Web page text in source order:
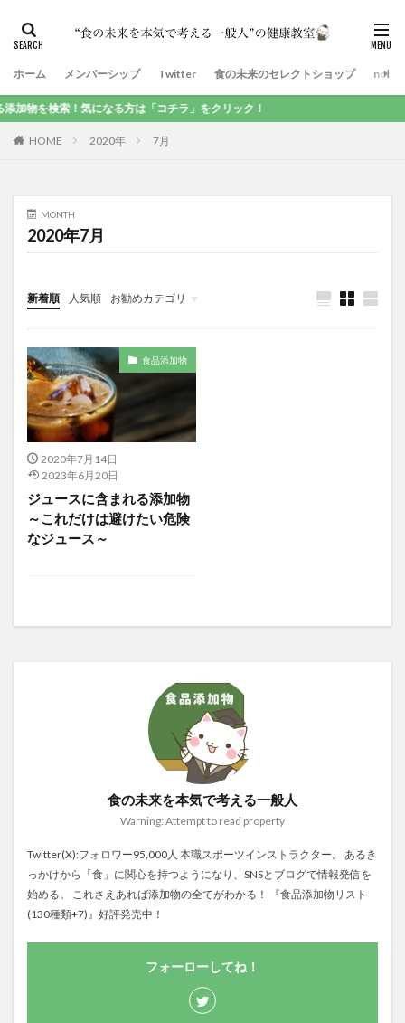
ホーム メンバーシップ Twitter 食の未来のセレクトショップ note
を検索！気になる方は「コチラ」をクリック！
HOME 2020年 7月
MONTH
2020年7月
新着順 人気順 お勧めカテゴリ
食品添加物
食品添加物
2020年7月14日
2023年6月20日
ジュースに含まれる添加物
～これだけは避けたい危険
なジュース～
食の未来を本気で考える一般人
Warning: Attempt to read property
Twitter(X):フォロワー95,000人 本職スポーツインストラクター。 あるき
っかけから「食」に関心を持つようになり、SNSとブログで情報発信を
始める。 これさえあれば添加物の全てがわかる！ 『食品添加物リスト
(130種類+7)』好評発売中！
フォーローしてね！